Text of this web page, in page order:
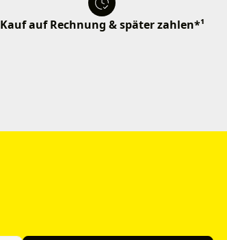
Kauf auf Rechnung & später zahlen*¹